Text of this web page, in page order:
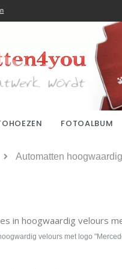
FOTOALBUM
Automatten
in hoogwaardig velours
velours met logo